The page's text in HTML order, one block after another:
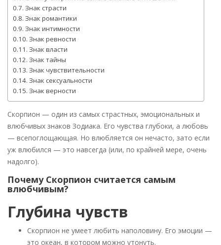
Знак страсти
Знак романтики
Знак интимности
Знак ревности
Знак власти
Знак тайны
Знак чувствительности
Знак сексуальности
Знак верности
Скорпион — один из самых страстных, эмоциональных и
влюбчивых знаков Зодиака. Его чувства глубоки, а любовь
— всепоглощающая. Но влюбляется он нечасто, зато если
уж влюбился — это навсегда (или, по крайней мере, очень
надолго).
Почему Скорпион считается самым
влюбчивым?
Глубина чувств
Скорпион не умеет любить наполовину. Его эмоции —
это океан, в котором можно утонуть.